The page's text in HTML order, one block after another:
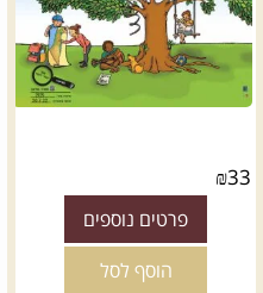
₪33
פרטים נוספים
הוסף לסל